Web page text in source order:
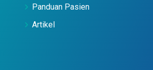
Panduan Pasien
Artikel